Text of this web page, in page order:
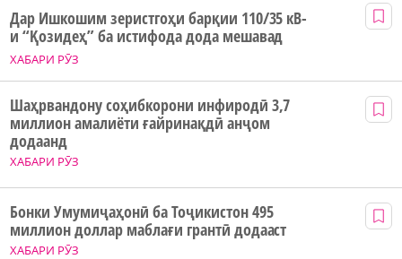
ХАБАРИ РӮЗ
Дар Ишкошим зеристгоҳи барқии 110/35 кВ-
и “Қозидеҳ” ба истифода дода мешавад
ХАБАРИ РӮЗ
Шаҳрвандону соҳибкорони инфиродӣ 3,7
миллион амалиёти ғайринақдӣ анҷом
додаанд
ХАБАРИ РӮЗ
Бонки Умумиҷаҳонӣ ба Тоҷикистон 495
миллион доллар маблағи грантӣ додааст